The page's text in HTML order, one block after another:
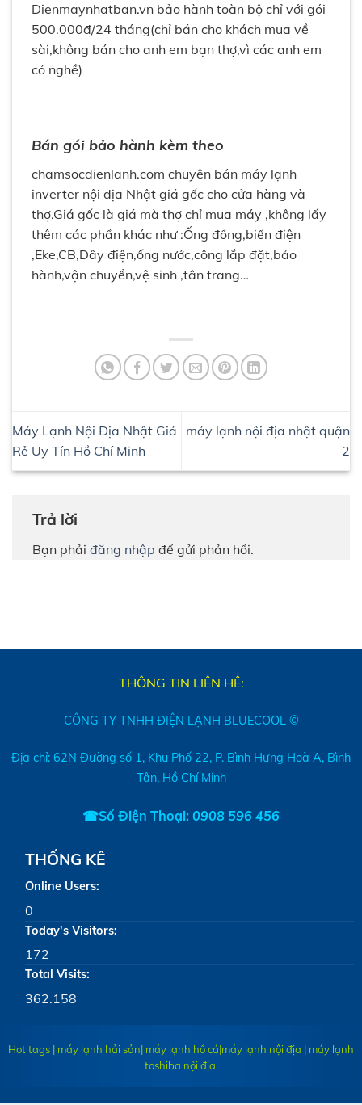
Dienmaynhatban.vn bảo hành toàn bộ chỉ với gói
500.000đ/24 tháng(chỉ bán cho khách mua về
sài,không bán cho anh em bạn thợ,vì các anh em
có nghề)
Bán gói bảo hành kèm theo
chamsocdienlanh.com chuyên bán máy lạnh
inverter nội địa Nhật giá gốc cho cửa hàng và
thợ.Giá gốc là giá mà thợ chỉ mua máy ,không lấy
thêm các phần khác như :Ống đồng,biến điện
,Eke,CB,Dây điện,ống nước,công lắp đặt,bảo
hành,vận chuyển,vệ sinh ,tân trang…
Máy Lạnh Nội Địa Nhật Giá
Rẻ Uy Tín Hồ Chí Minh
máy lạnh nội địa nhật quận
2
Trả lời
Bạn phải đăng nhập để gửi phản hồi.
THÔNG TIN LIÊN HÊ:
CÔNG TY TNHH ĐIỆN LẠNH BLUECOOL ©
Địa chỉ: 62N Đường số 1, Khu Phố 22, P. Bình Hưng Hoà A, Bình
Tân, Hồ Chí Minh
☎Số Điện Thoại: 0908 596 456
THỐNG KÊ
Online Users:
0
Today's Visitors:
172
Total Visits:
362.158
Hot tags | máy lạnh hải sản| máy lạnh hồ cá|máy lạnh nội địa | máy lạnh
toshiba nội địa